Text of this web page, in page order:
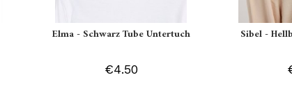
Elma - Schwarz Tube Untertuch
€4.50
Sibel -